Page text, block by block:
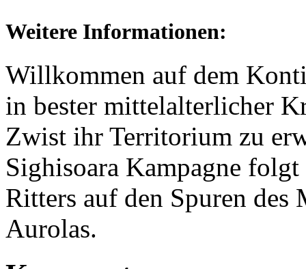
Weitere Informationen:
Willkommen auf dem
in bester mittelalterlicher
Zwist ihr Territorium zu
Sighisoara Kampagne
Ritters auf den Spuren des
Aurolas.